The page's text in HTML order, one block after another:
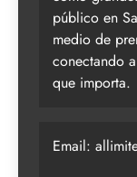
público en
medio de
conectando
que importa.
Email: